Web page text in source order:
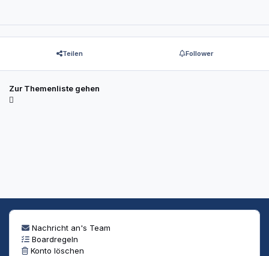
Teilen Follower
Zur Themenliste gehen
Nachricht an's Team
Boardregeln
Konto löschen